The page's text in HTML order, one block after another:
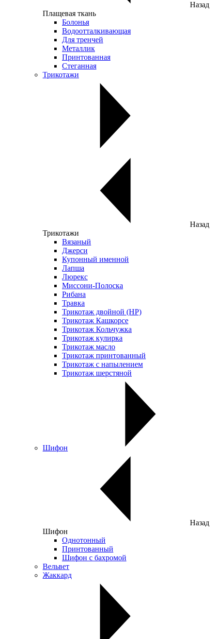
Назад
Плащевая ткань
Болонья
Водоотталкивающая
Для тренчей
Металлик
Принтованная
Стеганная
Трикотажи
Назад
Трикотажи
Вязаный
Джерси
Купонный именной
Лапша
Люрекс
Миссони-Полоска
Рибана
Травка
Трикотаж двойной (НР)
Трикотаж Кашкорсе
Трикотаж Кольчужка
Трикотаж кулирка
Трикотаж масло
Трикотаж принтованный
Трикотаж с напылением
Трикотаж шерстяной
Шифон
Назад
Шифон
Однотонный
Принтованный
Шифон с бахромой
Вельвет
Жаккард